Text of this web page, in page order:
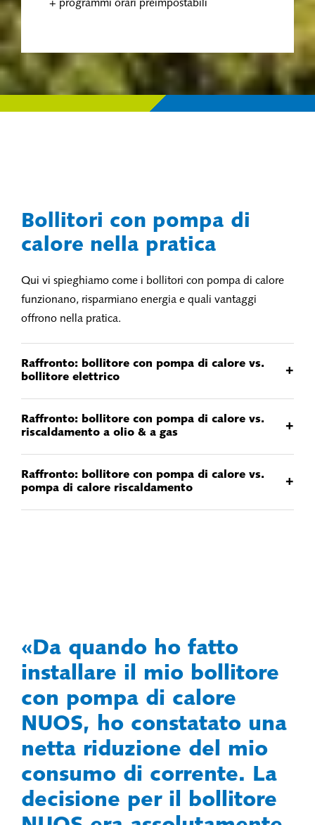
+ programmi orari preimpostabili
Bollitori con pompa di
calore nella pratica
Qui vi spieghiamo come i bollitori con pompa di calore
funzionano, risparmiano energia e quali vantaggi
offrono nella pratica.
Raffronto: bollitore con pompa di calore vs.
bollitore elettrico
+
Raffronto: bollitore con pompa di calore vs.
riscaldamento a olio & a gas
+
Raffronto: bollitore con pompa di calore vs.
pompa di calore riscaldamento
+
Da quando ho fatto
installare il mio bollitore
con pompa di calore
NUOS, ho constatato una
netta riduzione del mio
consumo di corrente. La
decisione per il bollitore